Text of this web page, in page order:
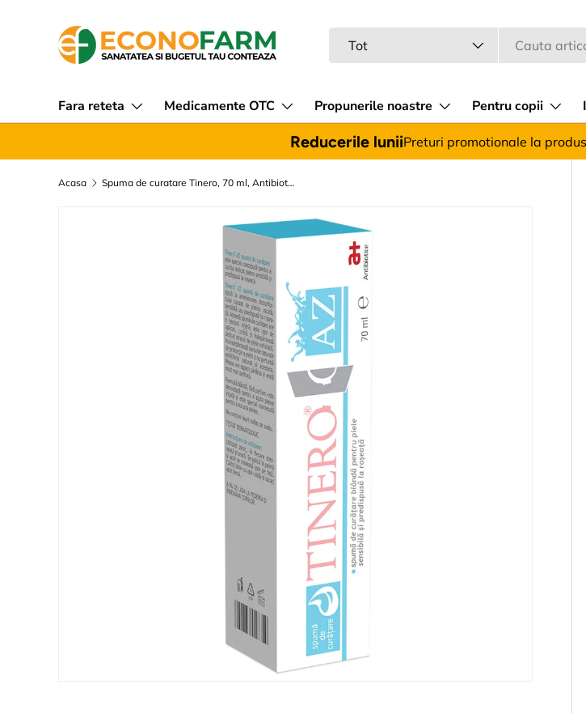
Sari la continut
Tot
Fara reteta Medicamente OTC Propunerile noastre Pentru copii
Reducerile luniiPreturi promotionale la
Acasa Spuma de curatare Tinero, 70 ml, Antibiotice